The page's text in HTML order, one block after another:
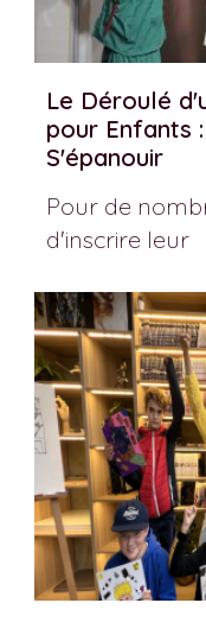
Le Déroulé
pour Enfants
S'épanouir
Pour de
d'inscrire leur